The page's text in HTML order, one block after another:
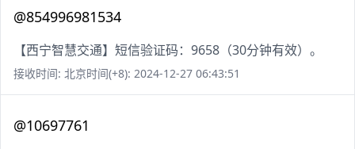
@854996981534
【西宁智慧交通】短信验证码：9658（30分钟有效）。
接收时间: 北京时间(+8): 2024-12-27 06:43:51
@10697761